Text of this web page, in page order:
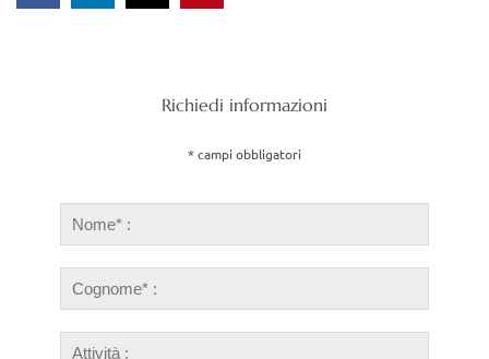
Richiedi informazioni
* campi obbligatori